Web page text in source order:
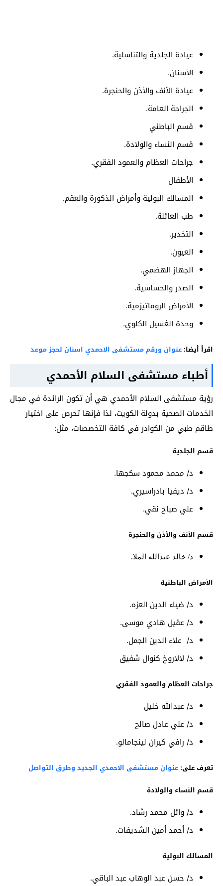
عيادة الجلدية والتناسلية.
الأسنان.
عيادة الأنف والأذن والحنجرة.
الجراحة العامة.
قسم الباطني
قسم النساء والولادة.
جراحات العظام والعمود الفقري.
الأطفال
المسالك البولية وأمراض الذكورة والعقم.
طب العائلة.
التخدير.
العيون.
الجهاز الهضمي.
الصدر والحساسية.
الأمراض الروماتيزمية.
وحدة الغسيل الكلوي.
اقرأ أيضا: عنوان ورقم مستشفى الاحمدي اسنان لحجز موعد
أطباء مستشفى السلام الأحمدي
رؤية مستشفى السلام الأحمدي هي أن تكون الرائدة في مجال
الخدمات الصحية بدولة الكويت، لذا فإنها تحرص على اختيار
طاقم طبي من الكوادر في كافة التخصصات، مثل:
قسم الجلدية
د/ محمد محمود سكجها.
د/ ديفيا بادراسيري.
علي صباح نقي.
قسم الأنف والأذن والحنجرة
د/ خالد عبدالله الملا.
الأمراض الباطنية
د/ ضياء الدين العزه.
د/ عقيل هادي موسى.
د/ علاء الدين الجمل.
د/ لالاروخ كنوال شفيق
جراحات العظام والعمود الفقري
د/ عبدالله خليل
د/ علي عادل صالح
د/ رافي كيران لينجامالو.
تعرف على: عنوان مستشفى الاحمدي الجديد وطرق التواصل
قسم النساء والولادة
د/ وائل محمد رشاد.
د/ أحمد أمين الشديفات.
المسالك البولية
د/ حسن عبد الوهاب عبد الباقي.